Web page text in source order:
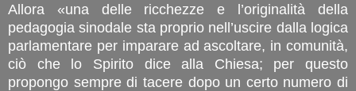
Allora «una delle ricchezze e l’originalità della
pedagogia sinodale sta proprio nell’uscire dalla logica
parlamentare per imparare ad ascoltare, in comunità,
ciò che lo Spirito dice alla Chiesa; per questo
propongo sempre di tacere dopo un certo numero di